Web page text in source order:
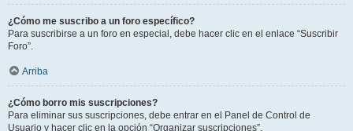
¿Cómo me suscribo a un foro específico?
Para suscribirse a un foro en especial, debe hacer clic en el enlace “Suscribir
Foro”.
Arriba
¿Cómo borro mis suscripciones?
Para eliminar sus suscripciones, debe entrar en el Panel de Control de
Usuario y hacer clic en la opción “Organizar suscripciones”.